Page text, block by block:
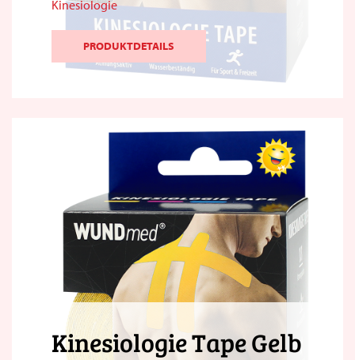
Kinesiologie
PRODUKTDETAILS
Kinesiologie Tape Gelb